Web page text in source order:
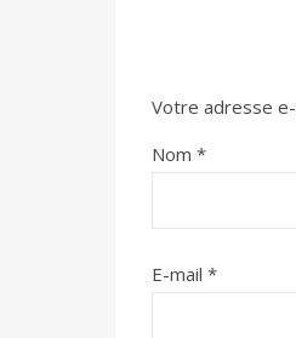
Votre adresse
Nom *
E-mail *